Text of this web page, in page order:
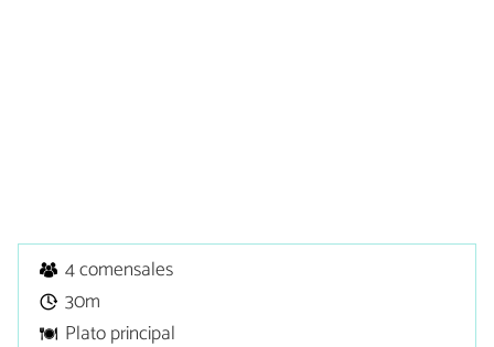
4 comensales
30m
Plato principal